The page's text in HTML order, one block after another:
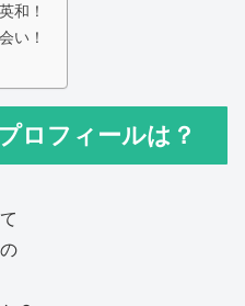
和！
い！
ロフィールは？